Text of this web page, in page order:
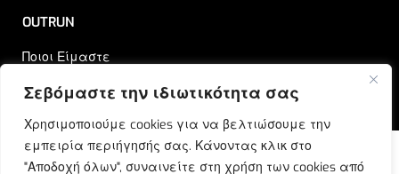
Σεβόμαστε την ιδιωτικότητα σας
Χρησιμοποιούμε cookies για να βελτιώσουμε την
εμπειρία περιήγησής σας. Κάνοντας κλικ στο
"Αποδοχή όλων", συναινείτε στη χρήση των cookies από
OUTRUN
Ποιοι Είμαστε
Blog